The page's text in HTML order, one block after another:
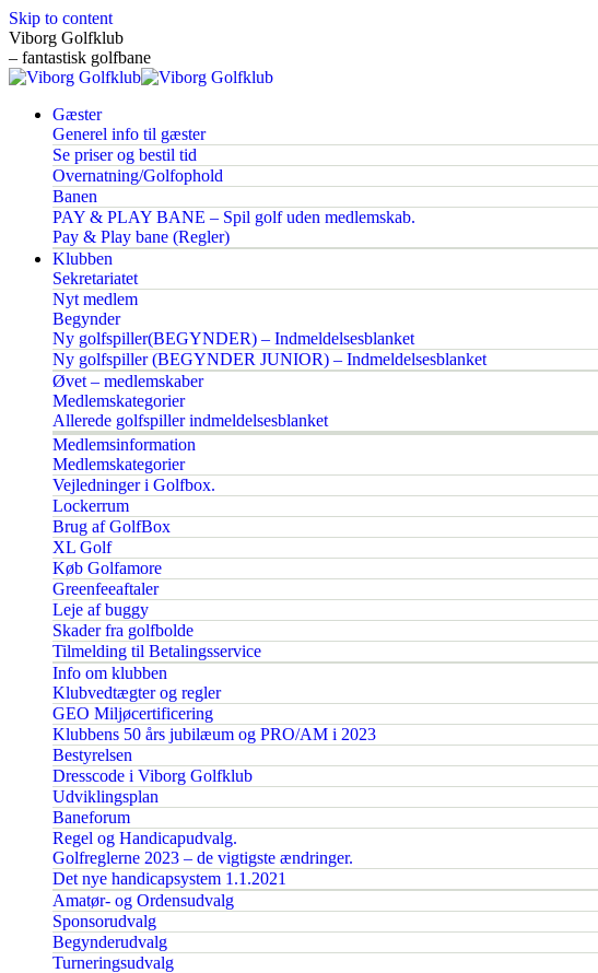
Skip to content
Viborg Golfklub
– fantastisk golfbane
Gæster
Generel info til gæster
Se priser og bestil tid
Overnatning/Golfophold
Banen
PAY & PLAY BANE – Spil golf uden medlemskab.
Pay & Play bane (Regler)
Klubben
Sekretariatet
Nyt medlem
Begynder
Ny golfspiller(BEGYNDER) – Indmeldelsesblanket
Ny golfspiller (BEGYNDER JUNIOR) – Indmeldelsesblanket
Øvet – medlemskaber
Medlemskategorier
Allerede golfspiller indmeldelsesblanket
Medlemsinformation
Medlemskategorier
Vejledninger i Golfbox.
Lockerrum
Brug af GolfBox
XL Golf
Køb Golfamore
Greenfeeaftaler
Leje af buggy
Skader fra golfbolde
Tilmelding til Betalingsservice
Info om klubben
Klubvedtægter og regler
GEO Miljøcertificering
Klubbens 50 års jubilæum og PRO/AM i 2023
Bestyrelsen
Dresscode i Viborg Golfklub
Udviklingsplan
Baneforum
Regel og Handicapudvalg.
Golfreglerne 2023 – de vigtigste ændringer.
Det nye handicapsystem 1.1.2021
Amatør- og Ordensudvalg
Sponsorudvalg
Begynderudvalg
Turneringsudvalg